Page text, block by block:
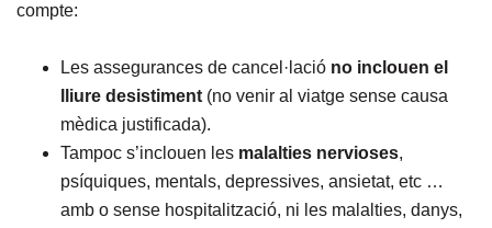
compte:
Les assegurances de cancel·lació no inclouen el
lliure desistiment (no venir al viatge sense causa
mèdica justificada).
Tampoc s’inclouen les malalties nervioses,
psíquiques, mentals, depressives, ansietat, etc …
amb o sense hospitalització, ni les malalties, danys,